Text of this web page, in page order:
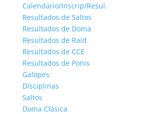
Calendario/Inscrip/Resul.
Resultados de Saltos
Resultados de Doma
Resultados de Raid
Resultados de CCE
Resultados de Ponis
Galopes
Disciplinas
Saltos
Doma Clásica